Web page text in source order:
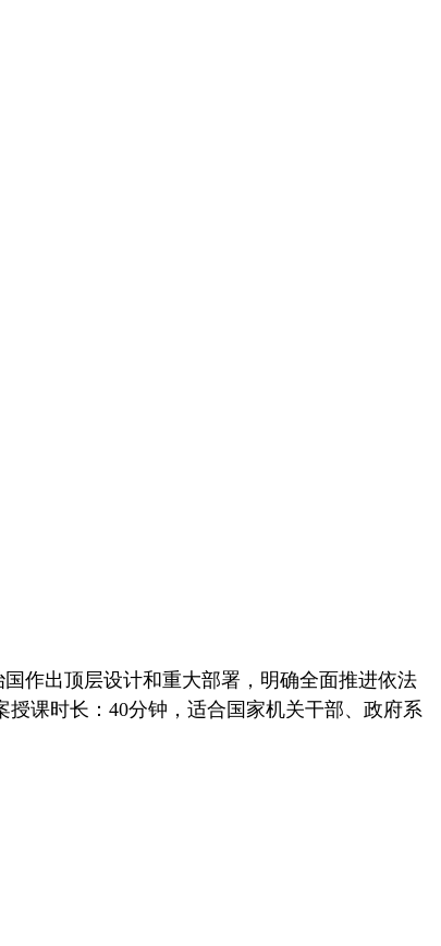
作出顶层设计和重大部署，明确全面推进依法
课时长：40分钟，适合国家机关干部、政府系